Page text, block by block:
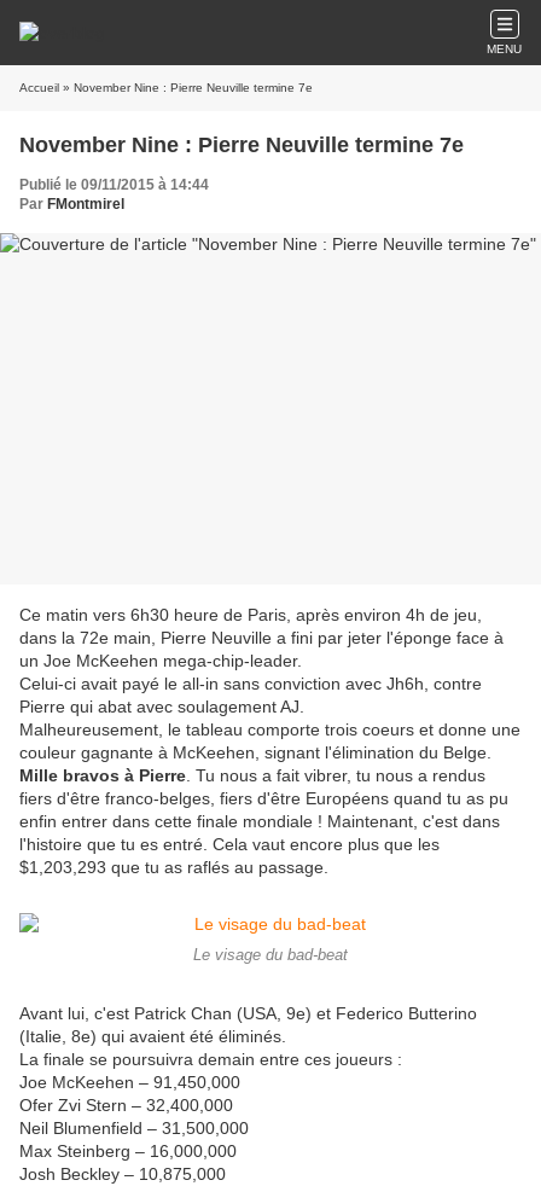
MENU
Accueil » November Nine : Pierre Neuville termine 7e
November Nine : Pierre Neuville termine 7e
Publié le 09/11/2015 à 14:44
Par FMontmirel
Ce matin vers 6h30 heure de Paris, après environ 4h de jeu,
dans la 72e main, Pierre Neuville a fini par jeter l'éponge face à
un Joe McKeehen mega-chip-leader.
Celui-ci avait payé le all-in sans conviction avec Jh6h, contre
Pierre qui abat avec soulagement AJ.
Malheureusement, le tableau comporte trois coeurs et donne une
couleur gagnante à McKeehen, signant l'élimination du Belge.
Mille bravos à Pierre . Tu nous a fait vibrer, tu nous a rendus
fiers d'être franco-belges, fiers d'être Européens quand tu as pu
enfin entrer dans cette finale mondiale ! Maintenant, c'est dans
l'histoire que tu es entré. Cela vaut encore plus que les
$1,203,293 que tu as raflés au passage.
Le visage du bad-beat
Avant lui, c'est Patrick Chan (USA, 9e) et Federico Butterino
(Italie, 8e) qui avaient été éliminés.
La finale se poursuivra demain entre ces joueurs :
Joe McKeehen – 91,450,000
Ofer Zvi Stern – 32,400,000
Neil Blumenfield – 31,500,000
Max Steinberg – 16,000,000
Josh Beckley – 10,875,000